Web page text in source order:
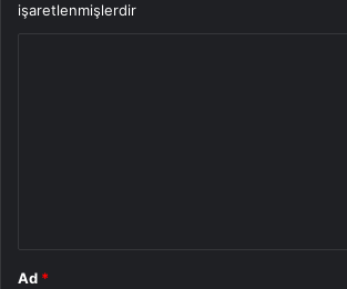
işaretlenmişlerdir
Ad *